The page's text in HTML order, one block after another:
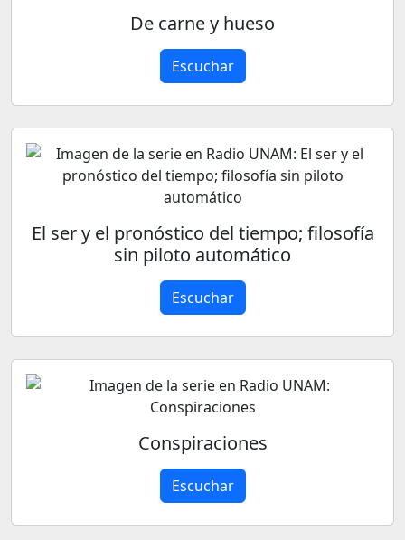
De carne y hueso
Escuchar
El ser y el pronóstico del tiempo; filosofía
sin piloto automático
Escuchar
Conspiraciones
Escuchar